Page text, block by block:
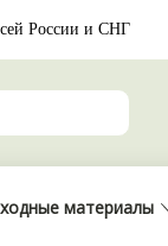
России и СНГ
материалы